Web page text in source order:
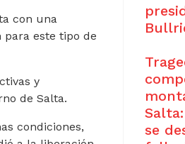
con una
este tipo de
y
de Salta.
condiciones,
se